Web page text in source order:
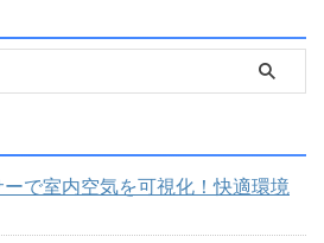
で室内空気を可視化！快適環境